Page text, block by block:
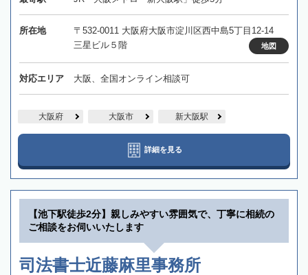
所在地
〒532-0011 大阪府大阪市淀川区西中島5丁目12-14
三星ビル５階
地図
対応エリア 大阪、全国オンライン相談可
大阪府 大阪市 新大阪駅
詳細を見る
【池下駅徒歩2分】親しみやすい雰囲気で、丁寧に相続の
ご相談をお伺いいたします
司法書士近藤麻里事務所